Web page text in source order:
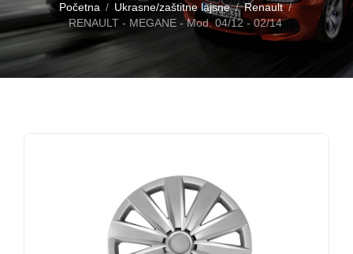
Početna Ukrasne/zaštitne lajsne
Renault
RENAULT - MEGANE - Mod. 04/12 - 02/14